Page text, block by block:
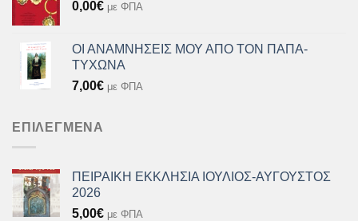
0,00€ με ΦΠΑ
ΟΙ ΑΝΑΜΝΗΣΕΙΣ ΜΟΥ ΑΠΟ ΤΟΝ ΠΑΠΑ-
ΤΥΧΩΝΑ
7,00€ με ΦΠΑ
ΕΠΙΛΕΓΜΈΝΑ
ΠΕΙΡΑΙΚΗ ΕΚΚΛΗΣΙΑ ΙΟΥΛΙΟΣ-ΑΥΓΟΥΣΤΟΣ
2026
5,00€ με ΦΠΑ